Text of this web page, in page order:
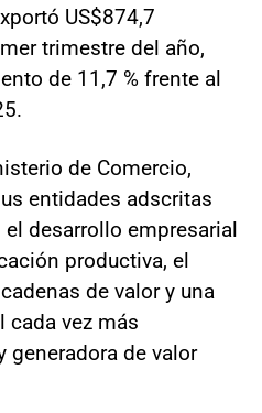
US$874,7
trimestre del año,
de 11,7 % frente al
de Comercio,
entidades adscritas
desarrollo empresarial
productiva, el
de valor y una
cada vez más
generadora de valor